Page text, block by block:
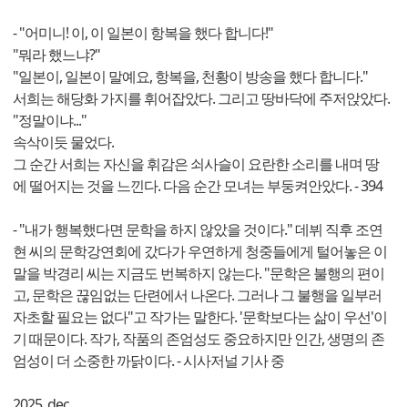
- "어미니! 이, 이 일본이 항복을 했다 합니다!"
"뭐라 했느냐?"
"일본이, 일본이 말예요, 항복을, 천황이 방송을 했다 합니다."
서희는 해당화 가지를 휘어잡았다. 그리고 땅바닥에 주저앉았다.
"정말이냐..."
속삭이듯 물었다.
그 순간 서희는 자신을 휘감은 쇠사슬이 요란한 소리를 내며 땅
에 떨어지는 것을 느낀다. 다음 순간 모녀는 부둥켜안았다. - 394
- "내가 행복했다면 문학을 하지 않았을 것이다." 데뷔 직후 조연
현 씨의 문학강연회에 갔다가 우연하게 청중들에게 털어놓은 이
말을 박경리 씨는 지금도 번복하지 않는다. "문학은 불행의 편이
고, 문학은 끊임없는 단련에서 나온다. 그러나 그 불행을 일부러
자초할 필요는 없다"고 작가는 말한다. '문학보다는 삶이 우선'이
기 때문이다. 작가, 작품의 존엄성도 중요하지만 인간, 생명의 존
엄성이 더 소중한 까닭이다. - 시사저널 기사 중